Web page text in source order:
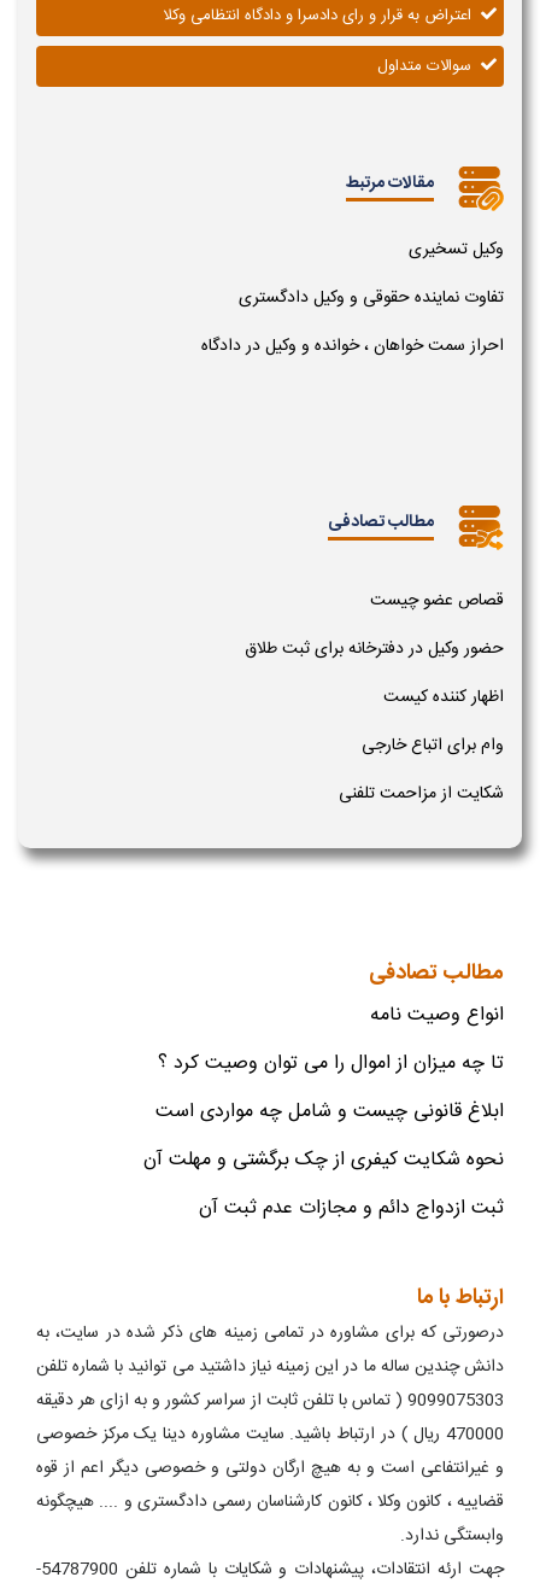
اعتراض به قرار و رای دادسرا و دادگاه انتظامی وکلا
سوالات متداول
مقالات مرتبط
وکیل تسخیری
تفاوت نماینده حقوقی و وکیل دادگستری
احراز سمت خواهان ، خوانده و وکیل در دادگاه
مطالب تصادفی
قصاص عضو چیست
حضور وکیل در دفترخانه برای ثبت طلاق
اظهار کننده کیست
وام برای اتباع خارجی
شکایت از مزاحمت تلفنی
مطالب تصادفی
انواع وصیت نامه
تا چه میزان از اموال را می توان وصیت کرد ؟
ابلاغ قانونی چیست و شامل چه مواردی است
نحوه شکایت کیفری از چک برگشتی و مهلت آن
ثبت ازدواج دائم و مجازات عدم ثبت آن
ارتباط با ما
درصورتی که برای مشاوره در تمامی زمینه های ذکر شده در سایت، به
دانش چندین ساله ما در این زمینه نیاز داشتید می توانید با شماره تلفن
9099075303 ( تماس با تلفن ثابت از سراسر کشور و به ازای هر دقیقه
470000 ریال ) در ارتباط باشید. سایت مشاوره دینا یک مرکز خصوصی
و غیرانتفاعی است و به هیچ ارگان دولتی و خصوصی دیگر اعم از قوه
قضاییه ، کانون وکلا ، کانون کارشناسان رسمی دادگستری و .... هیچگونه
وابستگی ندارد.
جهت ارئه انتقادات، پیشنهادات و شکایات با شماره تلفن 54787900-